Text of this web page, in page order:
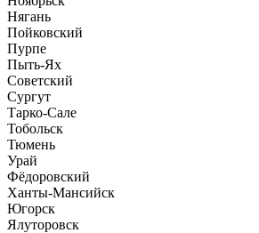
Нягань
Пойковский
Пурпе
Пыть-Ях
Советский
Сургут
Тарко-Сале
Тобольск
Тюмень
Урай
Фёдоровский
Ханты-Мансийск
Югорск
Ялуторовск